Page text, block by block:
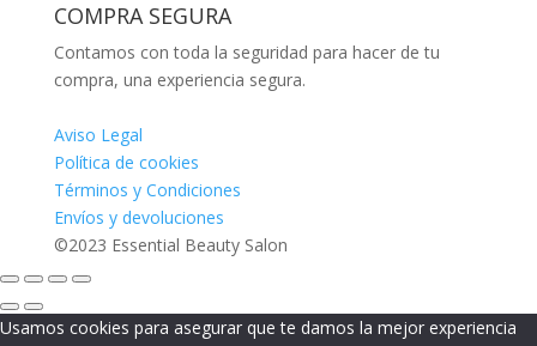
COMPRA SEGURA
Contamos con toda la seguridad para hacer de tu
compra, una experiencia segura.
Aviso Legal
Política de cookies
Términos y Condiciones
Envíos y devoluciones
©2023 Essential Beauty Salon
Usamos cookies para asegurar que te damos la mejor experiencia